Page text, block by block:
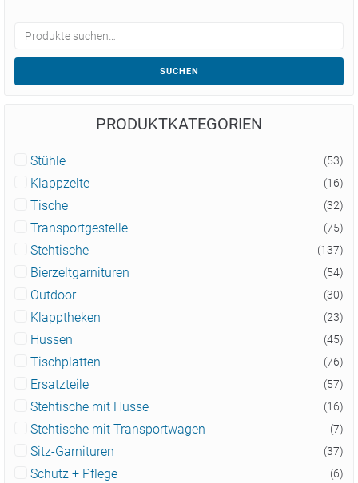
SUCHEN
PRODUKTKATEGORIEN
Stühle (53)
Klappzelte (16)
Tische (32)
Transportgestelle (75)
Stehtische (137)
Bierzeltgarnituren (54)
Outdoor (30)
Klapptheken (23)
Hussen (45)
Tischplatten (76)
Ersatzteile (57)
Stehtische mit Husse (16)
Stehtische mit Transportwagen (7)
Sitz-Garnituren (37)
Schutz + Pflege (6)